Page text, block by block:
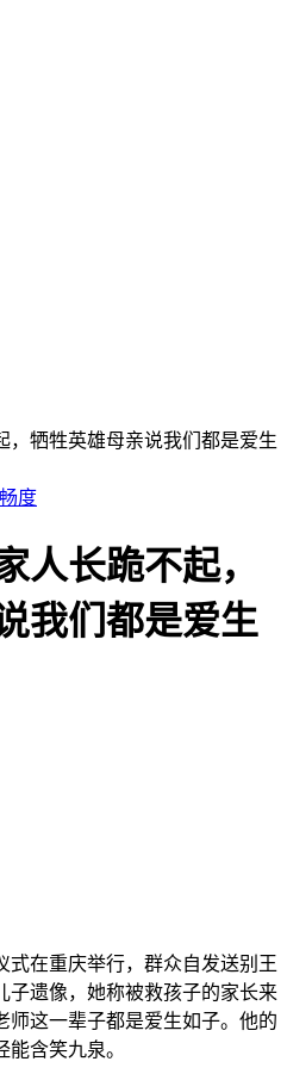
度
人长跪不起，
我们都是爱生
式在重庆举行，群众自发送别王
子遗像，她称被救孩子的家长来
师这一辈子都是爱生如子。他的
含笑九泉。